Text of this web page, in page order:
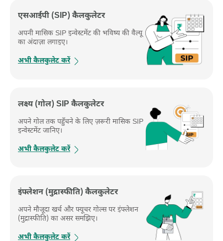
एसआईपी (SIP) कैलकुलेटर
अपनी मासिक SIP इन्वेस्टमेंट की भविष्य की वैल्यू
का अंदाज़ा लगाइए।
अभी कैलकुलेट करें
लक्ष्‍य (गोल) SIP कैलकुलेटर
अपने गोल तक पहुँचने के लिए ज़रूरी मासिक SIP
इन्वेस्टमेंट जानिए।
अभी कैलकुलेट करें
इंफ्लेशन (मुद्रास्फीति) कैलकुलेटर
अपने मौजूदा खर्च और फ्यूचर गोल्स पर इंफ्लेशन
(मुद्रास्फीति) का असर समझिए।
अभी कैलकुलेट करें